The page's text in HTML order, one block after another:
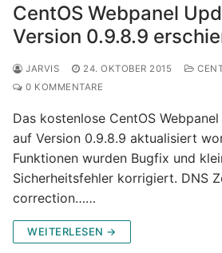
CentOS Webpanel
Version 0.9.8.9
JARVIS 24. OKTOBER 2015
0 KOMMENTARE
Das kostenlose CentOS
auf Version 0.9.8.9 aktualisiert
Funktionen wurden Bugfix und
Sicherheitsfehler korrigiert. DNS
correction……
WEITERLESEN →